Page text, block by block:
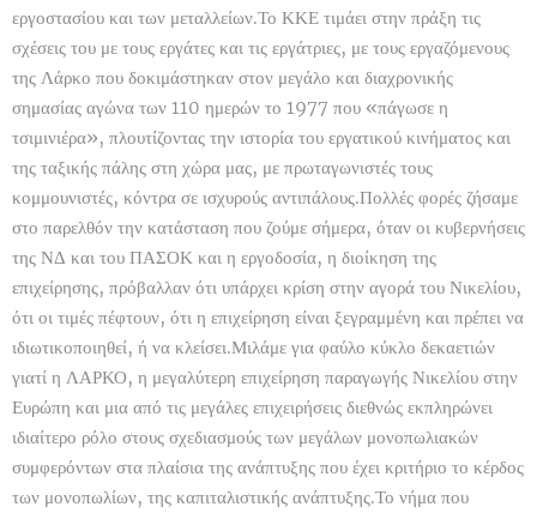
εργοστασίου και των μεταλλείων.Το ΚΚΕ τιμάει στην πράξη τις
σχέσεις του με τους εργάτες και τις εργάτριες, με τους εργαζόμενους
της Λάρκο που δοκιμάστηκαν στον μεγάλο και διαχρονικής
σημασίας αγώνα των 110 ημερών το 1977 που «πάγωσε η
τσιμινιέρα», πλουτίζοντας την ιστορία του εργατικού κινήματος και
της ταξικής πάλης στη χώρα μας, με πρωταγωνιστές τους
κομμουνιστές, κόντρα σε ισχυρούς αντιπάλους.Πολλές φορές ζήσαμε
στο παρελθόν την κατάσταση που ζούμε σήμερα, όταν οι κυβερνήσεις
της ΝΔ και του ΠΑΣΟΚ και η εργοδοσία, η διοίκηση της
επιχείρησης, πρόβαλλαν ότι υπάρχει κρίση στην αγορά του Νικελίου,
ότι οι τιμές πέφτουν, ότι η επιχείρηση είναι ξεγραμμένη και πρέπει να
ιδιωτικοποιηθεί, ή να κλείσει.Μιλάμε για φαύλο κύκλο δεκαετιών
γιατί η ΛΑΡΚΟ, η μεγαλύτερη επιχείρηση παραγωγής Νικελίου στην
Ευρώπη και μια από τις μεγάλες επιχειρήσεις διεθνώς εκπληρώνει
ιδιαίτερο ρόλο στους σχεδιασμούς των μεγάλων μονοπωλιακών
συμφερόντων στα πλαίσια της ανάπτυξης που έχει κριτήριο το κέρδος
των μονοπωλίων, της καπιταλιστικής ανάπτυξης.Το νήμα που